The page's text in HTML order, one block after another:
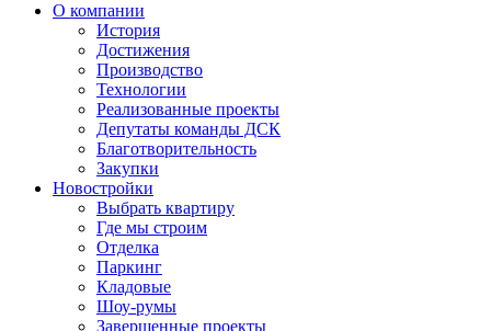
О компании
История
Достижения
Производство
Технологии
Реализованные проекты
Депутаты команды ДСК
Благотворительность
Закупки
Новостройки
Выбрать квартиру
Где мы строим
Отделка
Паркинг
Кладовые
Шоу-румы
Завершенные проекты